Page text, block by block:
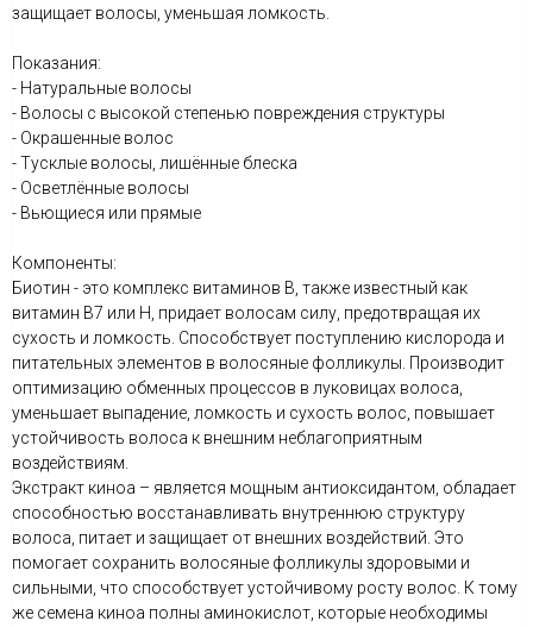
защищает волосы, уменьшая ломкость.
Показания:
- Натуральные волосы
- Волосы с высокой степенью повреждения структуры
- Окрашенные волос
- Тусклые волосы, лишённые блеска
- Осветлённые волосы
- Вьющиеся или прямые
Компоненты:
Биотин - это комплекс витаминов B, также известный как
витамин B7 или H, придает волосам силу, предотвращая их
сухость и ломкость. Способствует поступлению кислорода и
питательных элементов в волосяные фолликулы. Производит
оптимизацию обменных процессов в луковицах волоса,
уменьшает выпадение, ломкость и сухость волос, повышает
устойчивость волоса к внешним неблагоприятным
воздействиям.
Экстракт киноа – является мощным антиоксидантом, обладает
способностью восстанавливать внутреннюю структуру
волоса, питает и защищает от внешних воздействий. Это
помогает сохранить волосяные фолликулы здоровыми и
сильными, что способствует устойчивому росту волос. К тому
же семена киноа полны аминокислот, которые необходимы